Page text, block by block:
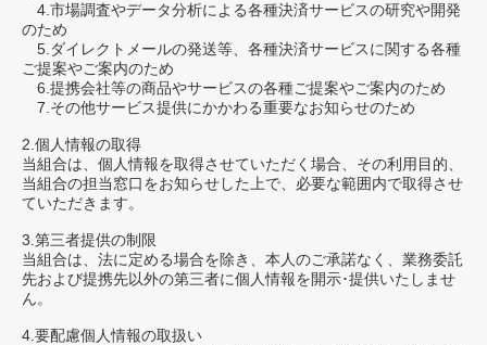
4.市場調査やデータ分析による各種決済サービスの研究や開発
のため
5.ダイレクトメールの発送等、各種決済サービスに関する各種
ご提案やご案内のため
6.提携会社等の商品やサービスの各種ご提案やご案内のため
7.その他サービス提供にかかわる重要なお知らせのため
2.個人情報の取得
当組合は、個人情報を取得させていただく場合、その利用目的、
当組合の担当窓口をお知らせした上で、必要な範囲内で取得させ
ていただきます。
3.第三者提供の制限
当組合は、法に定める場合を除き、本人のご承諾なく、業務委託
先および提携先以外の第三者に個人情報を開示･提供いたしませ
ん。
4.要配慮個人情報の取扱い